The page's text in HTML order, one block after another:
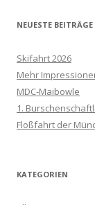
NEUESTE BEITRÄGE
Skifahrt 2026
Mehr
MDC-Maibowle
1.
Floßfahrt der
KATEGORIEN